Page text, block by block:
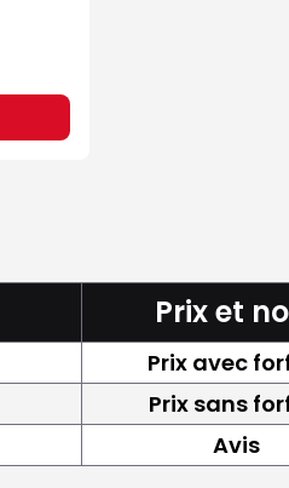
Prix et
Prix avec
Prix sans
Avis